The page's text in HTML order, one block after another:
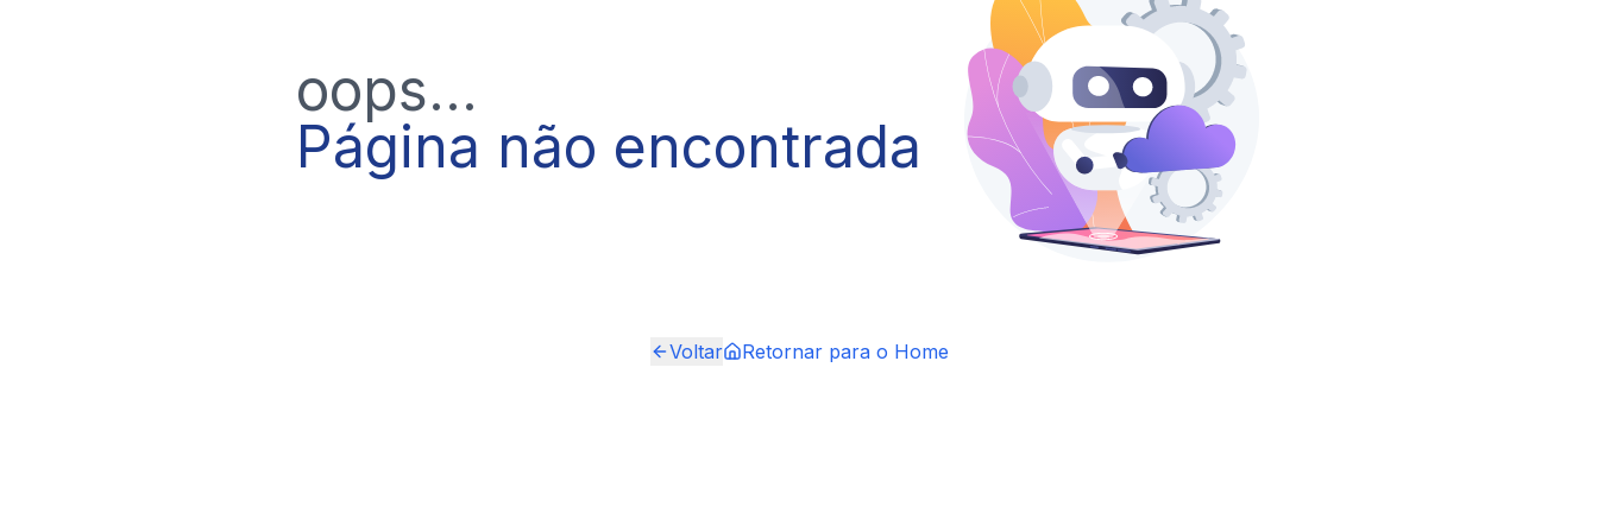
oops...
Página não encontrada
Voltar Retornar para o Home